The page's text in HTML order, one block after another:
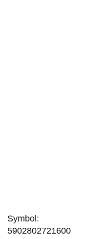
Symbol:
5902802721600